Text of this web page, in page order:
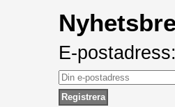
E-postadress: